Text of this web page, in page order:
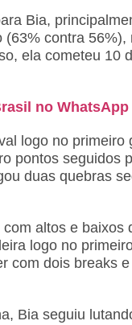
Bia,
contra
ela cometeu 10
no WhatsApp
logo no
pontos seguidos
duas quebras
altos e baixos
logo no
com dois breaks
Bia seguiu